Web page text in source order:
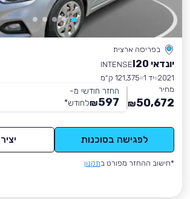
בפריסה ארצית
יונדאי I20
INTENSE
2021 יד 1
121,375 ק״מ
מחיר
50,672
₪
החזר חודשי מ-
597
₪לחודש*
לפגישה בסוכנות
*חישוב ההחזר מפורט בתקנון